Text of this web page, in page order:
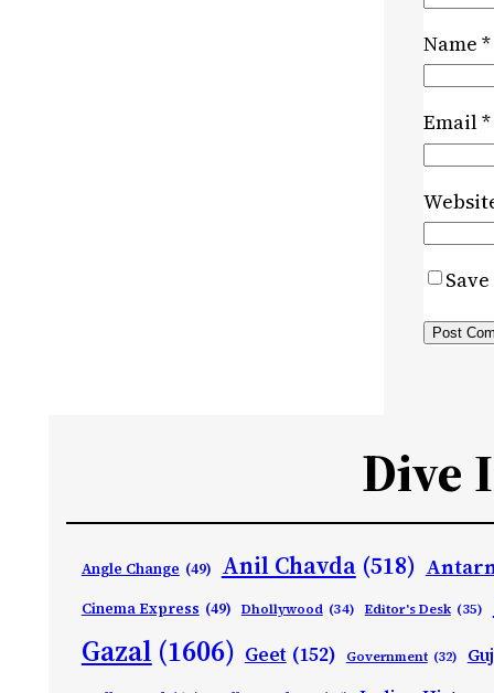
Name *
Email*
Dive
Angle Change (49) Anil Chavda (518)
Cinema Express (49) Dhollywood (34) Editor's Desk (35)
Gazal (1606) Geet (152) Government (32)